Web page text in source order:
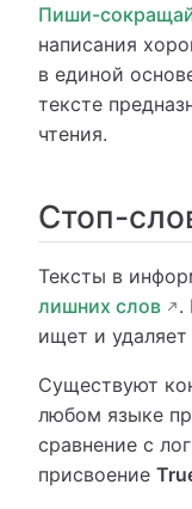
Пиши-
написания
в единой
тексте
чтения.
Стоп-
Тексты в
лишних слов
.
ищет и
Существуют
любом языке
сравнение с
присвоение